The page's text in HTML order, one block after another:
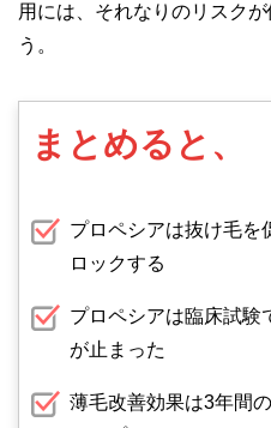
用には、それなりのリスク
う。
まとめると、
プロペシアは抜け毛を
ロックする
プロペシアは臨床試験
が止まった
薄毛改善効果は3年間